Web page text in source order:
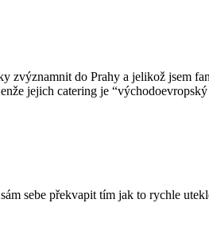
do Prahy a jelikož jsem
jejich catering je “východoevropský
sebe překvapit tím jak to rychle